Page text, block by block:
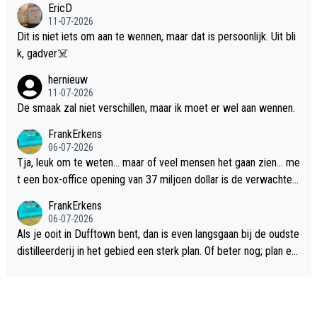
EricD
11-07-2026
Dit is niet iets om aan te wennen, maar dat is persoonlijk. Uit bli
k, gadver☠️
hernieuw
11-07-2026
De smaak zal niet verschillen, maar ik moet er wel aan wennen.
FrankErkens
06-07-2026
Tja, leuk om te weten... maar of veel mensen het gaan zien... me
t een box-office opening van 37 miljoen dollar is de verwachte
FrankErkens
06-07-2026
Als je ooit in Dufftown bent, dan is even langsgaan bij de oudste
distilleerderij in het gebied een sterk plan. Of beter nog; plan ee